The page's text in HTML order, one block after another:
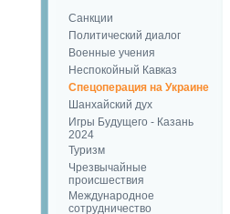
Санкции
Политический диалог
Военные учения
Неспокойный Кавказ
Спецоперация на Украине
Шанхайский дух
Игры Будущего - Казань
2024
Туризм
Чрезвычайные
происшествия
Международное
сотрудничество